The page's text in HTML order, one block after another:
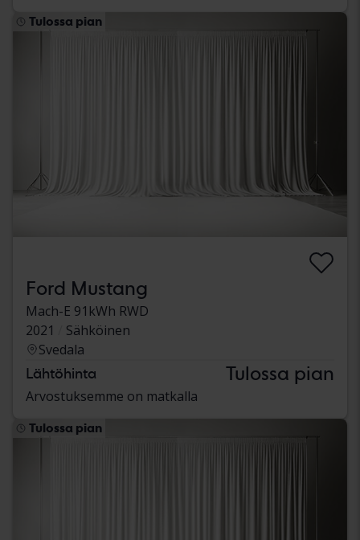
Tulossa pian
Ford Mustang
Mach-E 91kWh RWD
2021
Sähköinen
Svedala
Lähtöhinta Tulossa pian
Arvostuksemme on matkalla
Tulossa pian